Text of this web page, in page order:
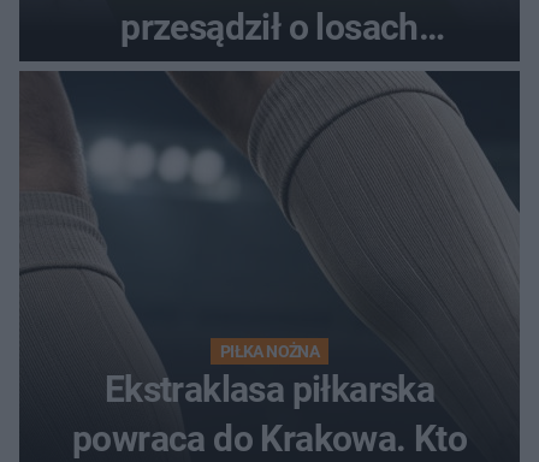
przesądził o losach
spotkania?
PIŁKA NOŻNA
Ekstraklasa piłkarska
powraca do Krakowa. Kto